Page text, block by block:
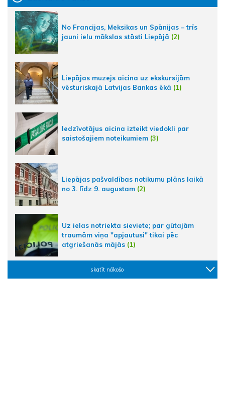
No Francijas, Meksikas un Spānijas – trīs
jauni ielu mākslas stāsti Liepājā (2)
Liepājas muzejs aicina uz ekskursijām
vēsturiskajā Latvijas Bankas ēkā (1)
Iedzīvotājus aicina izteikt viedokli par
saistošajiem noteikumiem (3)
Liepājas pašvaldības notikumu plāns laikā
no 3. līdz 9. augustam (2)
Uz ielas notriekta sieviete; par gūtajām
traumām viņa "apjautusi" tikai pēc
atgriešanās mājās (1)
skatīt nākošo